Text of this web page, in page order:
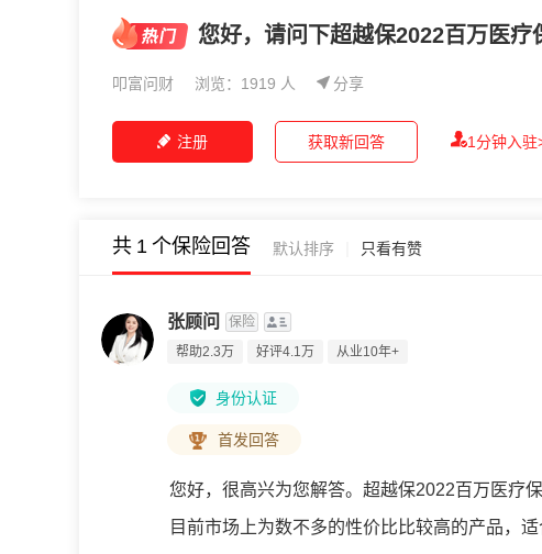
您好，请问下超越保2022百万医疗
叩富问财 浏览：1919 人 分享
注册 1分钟入驻
获取新回答
共 1 个保险回答 默认排序 只看有赞
张顾问
保险
帮助2.3万
好评4.1万 从业10年+
身份认证
首发回答
您好，很高兴为您解答。超越保2022百万医疗
目前市场上为数不多的性价比比较高的产品，